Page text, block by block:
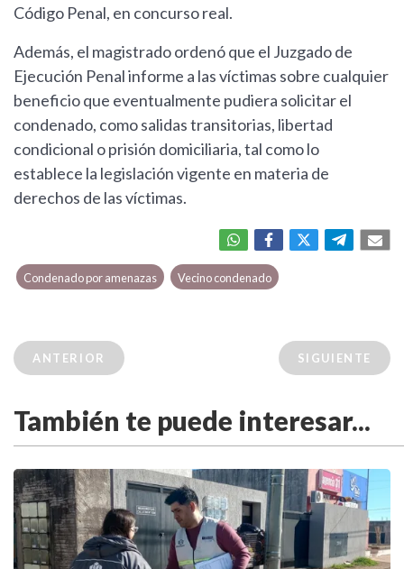
Código Penal, en concurso real.
Además, el magistrado ordenó que el Juzgado de
Ejecución Penal informe a las víctimas sobre cualquier
beneficio que eventualmente pudiera solicitar el
condenado, como salidas transitorias, libertad
condicional o prisión domiciliaria, tal como lo
establece la legislación vigente en materia de
derechos de las víctimas.
Condenado por amenazas Vecino condenado
ANTERIOR SIGUIENTE
También te puede interesar...